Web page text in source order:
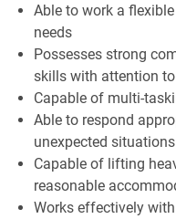
Able to work a
needs
Possesses strong
skills with attention
Capable of multi-
Able to respond
unexpected situations
Capable of lifting
reasonable
Works effectively